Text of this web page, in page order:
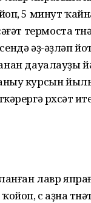
5 минут
термоста
эсендә әҙ-әҙләп
дауалауҙы
курсын
рөхсәт
лавр
өс аҙна